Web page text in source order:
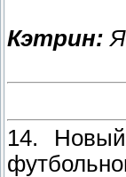
Кэтрин:
14.